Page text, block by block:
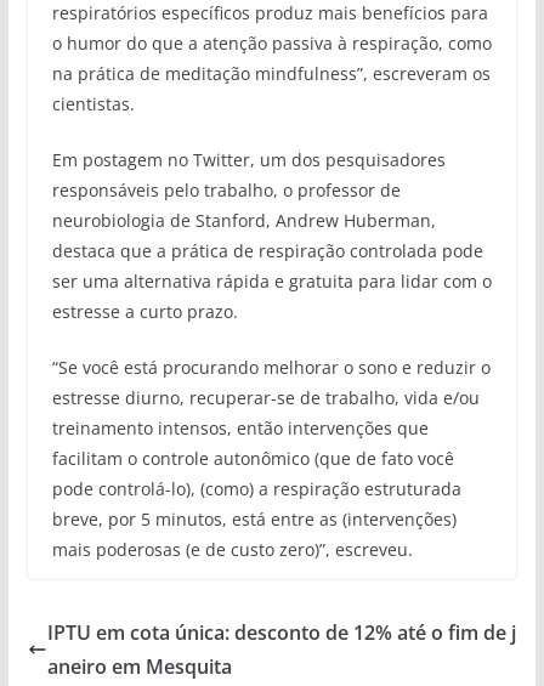
respiratórios específicos produz mais benefícios para
o humor do que a atenção passiva à respiração, como
na prática de meditação mindfulness”, escreveram os
cientistas.
Em postagem no Twitter, um dos pesquisadores
responsáveis pelo trabalho, o professor de
neurobiologia de Stanford, Andrew Huberman,
destaca que a prática de respiração controlada pode
ser uma alternativa rápida e gratuita para lidar com o
estresse a curto prazo.
“Se você está procurando melhorar o sono e reduzir o
estresse diurno, recuperar-se de trabalho, vida e/ou
treinamento intensos, então intervenções que
facilitam o controle autonômico (que de fato você
pode controlá-lo), (como) a respiração estruturada
breve, por 5 minutos, está entre as (intervenções)
mais poderosas (e de custo zero)”, escreveu.
IPTU em cota única: desconto de 12% até o fim de j
aneiro em Mesquita